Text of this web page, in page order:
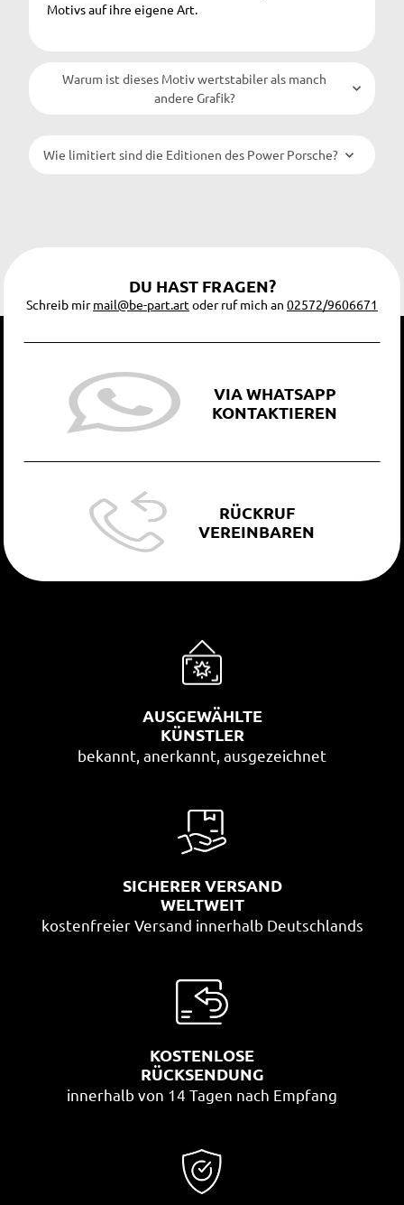
Motivs auf ihre eigene Art.
Warum ist dieses Motiv wertstabiler als manch
andere Grafik?
Wie limitiert sind die Editionen des Power Porsche?
DU HAST FRAGEN?
Schreib mirmail@be-part.artoder ruf mich an 02572/9606671
VIA WHATSAPP
KONTAKTIEREN
RÜCKRUF
VEREINBAREN
AUSGEWÄHLTE
KÜNSTLER
bekannt, anerkannt, ausgezeichnet
SICHERER VERSAND
WELTWEIT
kostenfreier Versand innerhalb Deutschlands
KOSTENLOSE
RÜCKSENDUNG
innerhalb von 14 Tagen nach Empfang